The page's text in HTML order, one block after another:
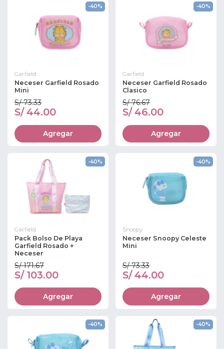
-40%
Garfield
Neceser Garfield Rosado
Mini
S/ 73.33
S/ 44.00
Agregar
-40%
Garfield
Neceser Garfield Rosado
Clasico
S/ 76.67
S/ 46.00
Agregar
-40%
Garfield
Pack Bolso De Playa
Garfield Rosado +
Neceser
S/ 171.67
S/ 103.00
Agregar
-40%
Snoopy
Neceser Snoopy Celeste
Mini
S/ 73.33
S/ 44.00
Agregar
-40% -40%